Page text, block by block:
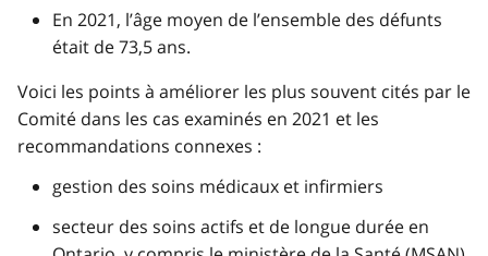
En 2021, l’âge moyen de l’ensemble des défunts
était de 73,5 ans.
Voici les points à améliorer les plus souvent cités par le
Comité dans les cas examinés en 2021 et les
recommandations connexes :
gestion des soins médicaux et infirmiers
secteur des soins actifs et de longue durée en